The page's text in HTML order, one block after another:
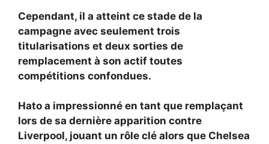
Cependant, il a atteint ce stade de la
campagne avec seulement trois
titularisations et deux sorties de
remplacement à son actif toutes
compétitions confondues.
Hato a impressionné en tant que remplaçant
lors de sa dernière apparition contre
Liverpool, jouant un rôle clé alors que Chelsea